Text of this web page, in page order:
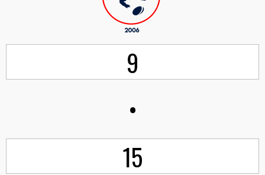
9
•
15